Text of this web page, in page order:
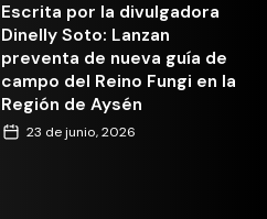
Escrita por la divulgadora
Dinelly Soto: Lanzan
preventa de nueva guía de
campo del Reino Fungi en la
Región de Aysén
23 de junio, 2026